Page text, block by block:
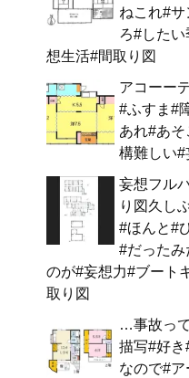
ねこれ#
ろ#した
想生活#間取り図
アコーー
#ふすま#
あれ#あ
構難しい#
妄想フル
り図久し
#ほんと#
#だったみ
のが#妄想力#ブート
取り図
…事故っ
描写#好
なので#